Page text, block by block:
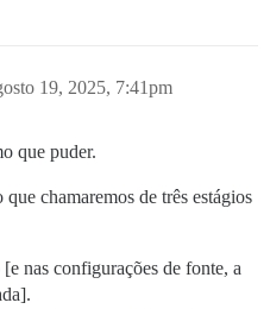
19, 2025, 7:41pm
que puder.
chamaremos de três estágios
nas configurações de fonte, a